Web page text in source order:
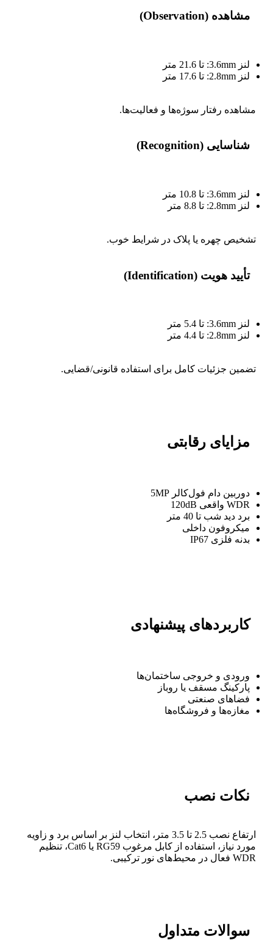
مشاهده (Observation)
لنز 3.6mm: تا 21.6 متر
لنز 2.8mm: تا 17.6 متر
مشاهده رفتار سوژه‌ها و فعالیت‌ها.
شناسایی (Recognition)
لنز 3.6mm: تا 10.8 متر
لنز 2.8mm: تا 8.8 متر
تشخیص چهره یا پلاک در شرایط خوب.
تأیید هویت (Identification)
لنز 3.6mm: تا 5.4 متر
لنز 2.8mm: تا 4.4 متر
تضمین جزئیات کامل برای استفاده قانونی/قضایی.
مزایای رقابتی
دوربین دام فول‌کالر 5MP
WDR واقعی 120dB
برد دید شب تا 40 متر
میکروفون داخلی
بدنه فلزی IP67
کاربردهای پیشنهادی
ورودی و خروجی ساختمان‌ها
پارکینگ مسقف یا روباز
فضاهای صنعتی
مغازه‌ها و فروشگاه‌ها
نکات نصب
ارتفاع نصب 2.5 تا 3.5 متر، انتخاب لنز بر اساس برد و زاویه
مورد نیاز، استفاده از کابل مرغوب RG59 یا Cat6، تنظیم
WDR فعال در محیط‌های نور ترکیبی.
سوالات متداول